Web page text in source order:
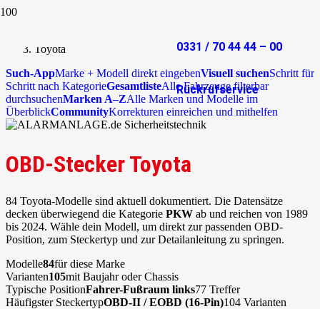
0331 / 70 44 44 – 00
Rückrufservice
Toyota
Such-AppMarke + Modell direkt eingebenVisuell suchenSchritt für
Schritt nach KategorieGesamtlisteAlle Fahrzeuge filterbar
durchsuchenMarken A–ZAlle Marken und Modelle im
ÜberblickCommunityKorrekturen einreichen und mithelfen
OBD-Stecker Toyota
84 Toyota-Modelle sind aktuell dokumentiert. Die Datensätze
decken überwiegend die Kategorie PKW ab und reichen von 1989
bis 2024. Wähle dein Modell, um direkt zur passenden OBD-
Position, zum Steckertyp und zur Detailanleitung zu springen.
Modelle84für diese Marke
Varianten105mit Baujahr oder Chassis
Typische PositionFahrer-Fußraum links77 Treffer
Häufigster SteckertypOBD-II / EOBD (16-Pin)104 Varianten